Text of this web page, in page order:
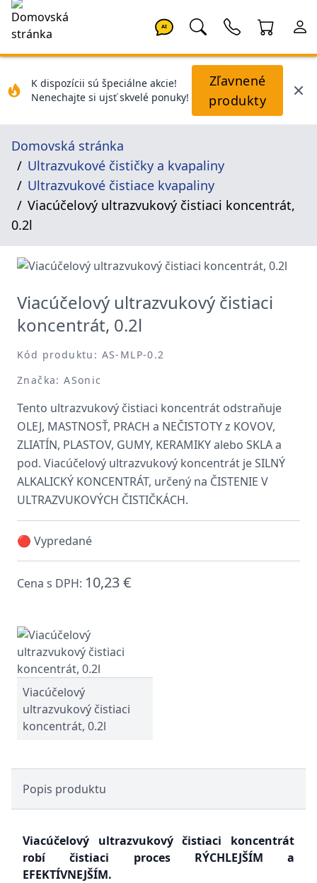
AI
K dispozícii sú špeciálne akcie!
Nenechajte si ujsť skvelé ponuky!
Zľavnené
produkty
Domovská stránka
Ultrazvukové čističky a kvapaliny
Ultrazvukové čistiace kvapaliny
Viacúčelový ultrazvukový čistiaci koncentrát,
0.2l
Viacúčelový ultrazvukový čistiaci
koncentrát, 0.2l
Kód produktu: AS-MLP-0.2
Značka: ASonic
Tento ultrazvukový čistiaci koncentrát odstraňuje
OLEJ, MASTNOSŤ, PRACH a NEČISTOTY z KOVOV,
ZLIATÍN, PLASTOV, GUMY, KERAMIKY alebo SKLA a
pod. Viacúčelový ultrazvukový koncentrát je SILNÝ
ALKALICKÝ KONCENTRÁT, určený na ČISTENIE V
ULTRAZVUKOVÝCH ČISTIČKÁCH.
🔴 Vypredané
Cena s DPH: 10,23 €
Viacúčelový
ultrazvukový čistiaci
koncentrát, 0.2l
Popis produktu
Viacúčelový ultrazvukový čistiaci koncentrát
robí čistiaci proces RÝCHLEJŠÍM a
EFEKTÍVNEJŠÍM.